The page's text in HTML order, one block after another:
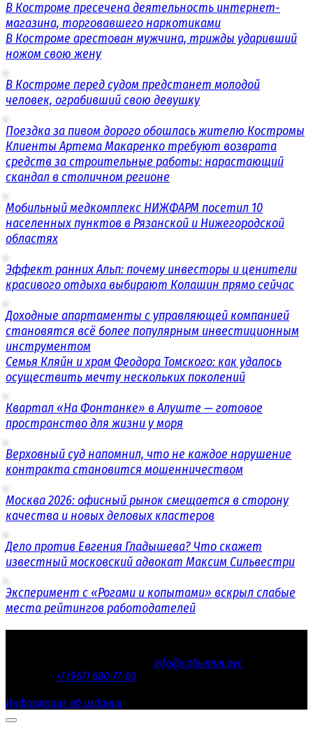
В Костроме пресечена деятельность интернет-
магазина, торговавшего наркотиками
В Костроме арестован мужчина, трижды ударивший
ножом свою жену
В Костроме перед судом предстанет молодой
человек, ограбивший свою девушку
Поездка за пивом дорого обошлась жителю Костромы
Клиенты Артема Макаренко требуют возврата
средств за строительные работы: нарастающий
скандал в столичном регионе
Мобильный медкомплекс НИЖФАРМ посетил 10
населенных пунктов в Рязанской и Нижегородской
областях
Эффект ранних Альп: почему инвесторы и ценители
красивого отдыха выбирают Колашин прямо сейчас
Доходные апартаменты с управляющей компанией
становятся всё более популярным инвестиционным
инструментом
Семья Кляйн и храм Феодора Томского: как удалось
осуществить мечту нескольких поколений
Квартал «На Фонтанке» в Алуште — готовое
пространство для жизни у моря
Верховный суд напомнил, что не каждое нарушение
контракта становится мошенничеством
Москва 2026: офисный рынок смещается в сторону
качества и новых деловых кластеров
Дело против Евгения Гладышева? Что скажет
известный московский адвокат Максим Сильвестри
Эксперимент с «Рогами и копытами» вскрыл слабые
места рейтингов работодателей
info@события.рус
+7 (967) 680-77-80
Информация об издании